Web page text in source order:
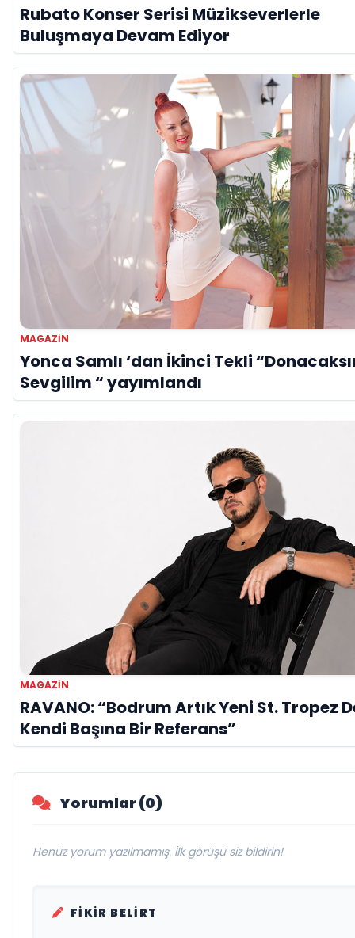
Rubato Konser Serisi Müzikseverlerle
Buluşmaya Devam Ediyor
MAGAZIN
Yonca Samlı ‘dan İkinci Tekli
Sevgilim “ yayımlandı
MAGAZIN
RAVANO: “Bodrum Artık Yeni St. Tropez
Kendi Başına Bir Referans”
Yorumlar (0)
Henüz yorum yazılmamış. İlk görüşü siz bildirin!
FIKIR BELIRT